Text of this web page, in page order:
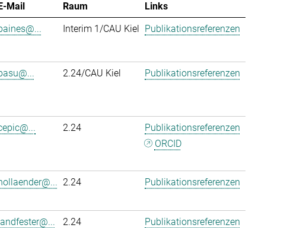
Mail Raum
Links
Interim 1/CAU Kiel Publikationsreferenzen
2.24/CAU Kiel Publikationsreferenzen
2.24
Publikationsreferenzen
ORCID
2.24 Publikationsreferenzen
2.24 Publikationsreferenzen